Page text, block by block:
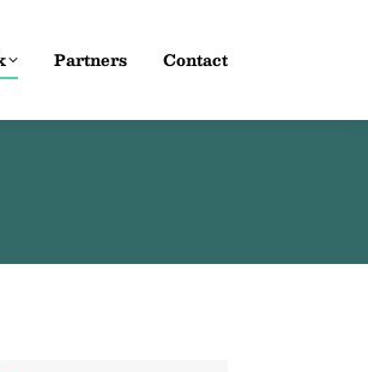
Partners Contact